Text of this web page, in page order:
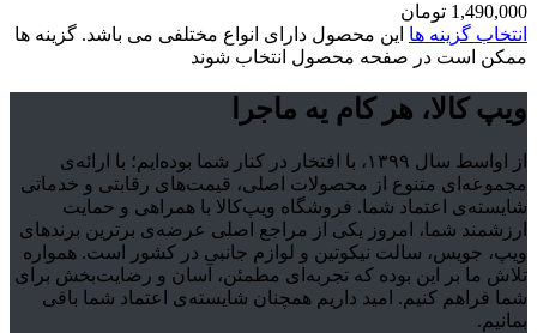
1,490,000 تومان
انتخاب گزینه ها این محصول دارای انواع مختلفی می باشد. گزینه ها
ممکن است در صفحه محصول انتخاب شوند
ویپ کالا، هر کام یه ماجرا
از اواسط سال ۱۳۹۹، با افتخار در کنار شما بوده‌ایم؛ با ارائه‌ی
مجموعه‌ای متنوع از محصولات اصلی، قیمت‌های رقابتی و خدماتی
شایسته‌ی اعتماد شما. فروشگاه ویپ‌کالا با همراهی و حمایت
ارزشمند شما، امروز یکی از مراجع اصلی عرضه‌ی برترین برندهای
ویپ، جویس، سالت نیکوتین و لوازم جانبی در کشور است. همواره
تلاش ما بر این بوده که تجربه‌ای مطمئن، آسان و رضایت‌بخش برای
شما فراهم کنیم. امید داریم همچنان شایسته‌ی اعتماد شما باقی
بمانیم.